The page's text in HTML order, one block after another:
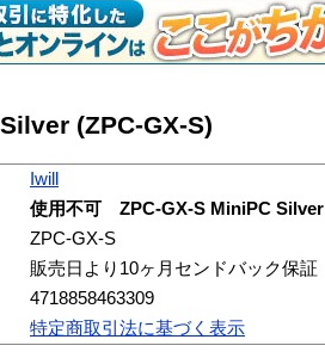
(ZPC-GX-S)
Iwill
使用不可 ZPC-GX-S MiniPC Silver
ZPC-GX-S
販売日より10ヶ月センドバック保証
4718858463309
特定商取引法に基づく表示